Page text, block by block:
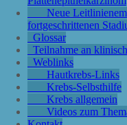
Neue
fortgeschrittenen
Glossar
Teilnahme an
Weblinks
Hautkrebs-Links
Krebs-Selbsthilfe
Krebs allgemein
Videos zum